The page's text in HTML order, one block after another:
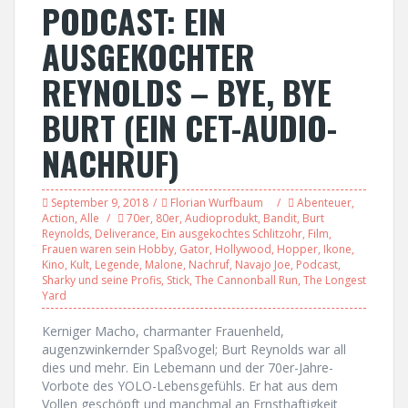
PODCAST: EIN
AUSGEKOCHTER
REYNOLDS – BYE, BYE
BURT (EIN CET-AUDIO-
NACHRUF)
September 9, 2018 Florian Wurfbaum Abenteuer,
Action, Alle 70er, 80er, Audioprodukt, Bandit, Burt
Reynolds, Deliverance, Ein ausgekochtes Schlitzohr, Film,
Frauen waren sein Hobby, Gator, Hollywood, Hopper, Ikone,
Kino, Kult, Legende, Malone, Nachruf, Navajo Joe, Podcast,
Sharky und seine Profis, Stick, The Cannonball Run, The Longest
Yard
Kerniger Macho, charmanter Frauenheld,
augenzwinkernder Spaßvogel; Burt Reynolds war all
dies und mehr. Ein Lebemann und der 70er-Jahre-
Vorbote des YOLO-Lebensgefühls. Er hat aus dem
Vollen geschöpft und manchmal an Ernsthaftigkeit